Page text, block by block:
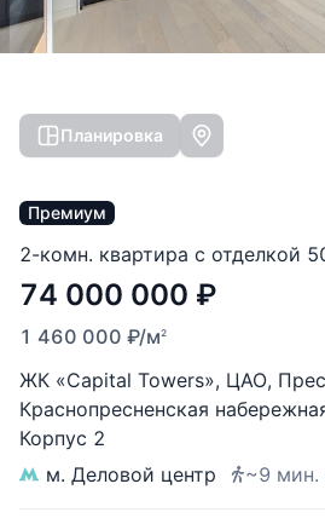
Планировка
Премиум
2-комн. квартира с отделкой
74 000 000 ₽
1 460 000 ₽/м2
ЖК «Capital Towers», ЦАО,
Краснопресненская
Корпус 2
м. Деловой центр
~9